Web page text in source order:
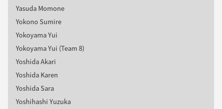
Yasuda Momone
Yokono Sumire
Yokoyama Yui
Yokoyama Yui (Team 8)
Yoshida Akari
Yoshida Karen
Yoshida Sara
Yoshihashi Yuzuka